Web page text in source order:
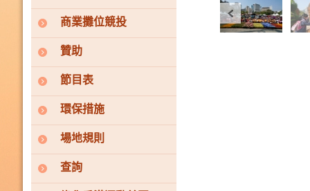
商業攤位競投
贊助
節目表
環保措施
場地規則
查詢